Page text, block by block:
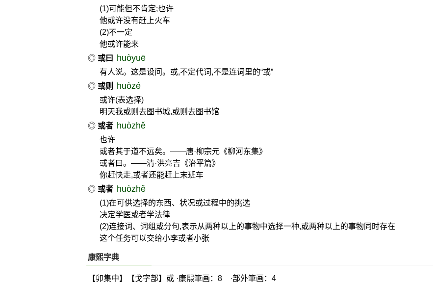
(1)可能但不肯定;也许
他或许没有赶上火车
(2)不一定
他或许能来
◎ 或曰 huòyuē
有人说。这是设问。或,不定代词,不是连词里的“或”
◎ 或则 huòzé
或许(表选择)
明天我或则去图书城,或则去图书馆
◎ 或者 huòzhě
也许
或者其于道不远矣。——唐·柳宗元《柳河东集》
或者曰。——清·洪亮吉《治平篇》
你赶快走,或者还能赶上末班车
◎ 或者 huòzhě
(1)在可供选择的东西、状况或过程中的挑选
决定学医或者学法律
(2)连接词、词组或分句,表示从两种以上的事物中选择一种,或两种以上的事物同时存在
这个任务可以交给小李或者小张
康熙字典
【卯集中】【戈字部】或 ·康熙筆画：8 ·部外筆画：4